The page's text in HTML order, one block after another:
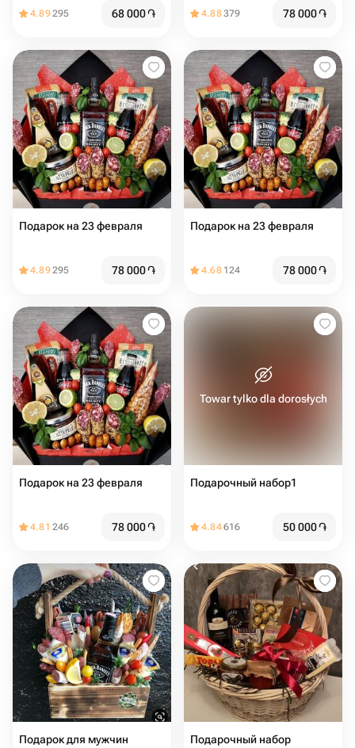
4.89295 68 000֏ 4.88379 78 000֏
Подарок на 23 февраля
4.89295 78 000֏
Подарок на 23 февраля
4.68 124 78 000֏
Подарок на 23 февраля
4.81 246 78 000֏
Towar tylko dla dorosłych
Подарочный набор1
4.84616 50 000֏
Подарок для мужчин Подарочный набор